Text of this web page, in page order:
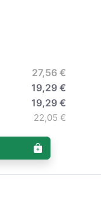
27,56 €
19,29 €
19,29 €
22,05 €